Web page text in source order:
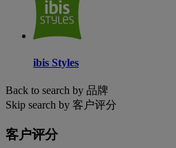
ibis Styles
Back to search by 品牌
Skip search by 客户评分
客户评分